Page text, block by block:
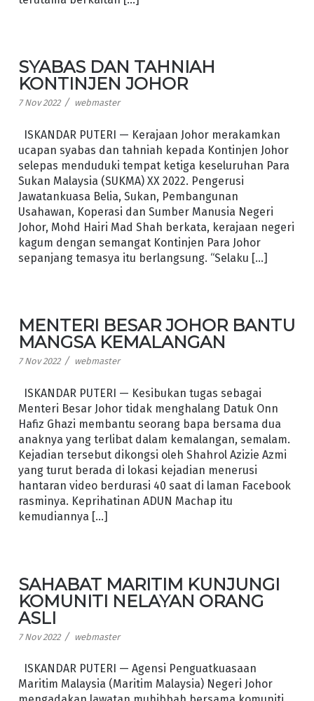
SYABAS DAN TAHNIAH
KONTINJEN JOHOR
7 Nov 2022 / webmaster
ISKANDAR PUTERI — Kerajaan Johor merakamkan
ucapan syabas dan tahniah kepada Kontinjen Johor
selepas menduduki tempat ketiga keseluruhan Para
Sukan Malaysia (SUKMA) XX 2022. Pengerusi
Jawatankuasa Belia, Sukan, Pembangunan
Usahawan, Koperasi dan Sumber Manusia Negeri
Johor, Mohd Hairi Mad Shah berkata, kerajaan negeri
kagum dengan semangat Kontinjen Para Johor
sepanjang temasya itu berlangsung. “Selaku […]
MENTERI BESAR JOHOR BANTU
MANGSA KEMALANGAN
7 Nov 2022 / webmaster
ISKANDAR PUTERI — Kesibukan tugas sebagai
Menteri Besar Johor tidak menghalang Datuk Onn
Hafiz Ghazi membantu seorang bapa bersama dua
anaknya yang terlibat dalam kemalangan, semalam.
Kejadian tersebut dikongsi oleh Shahrol Azizie Azmi
yang turut berada di lokasi kejadian menerusi
hantaran video berdurasi 40 saat di laman Facebook
rasminya. Keprihatinan ADUN Machap itu
kemudiannya […]
SAHABAT MARITIM KUNJUNGI
KOMUNITI NELAYAN ORANG
ASLI
7 Nov 2022 / webmaster
ISKANDAR PUTERI — Agensi Penguatkuasaan
Maritim Malaysia (Maritim Malaysia) Negeri Johor